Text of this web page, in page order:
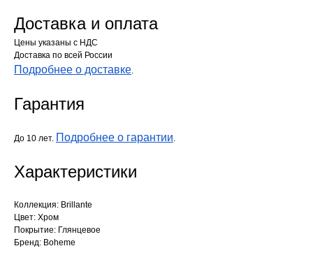
Доставка и оплата
Цены указаны с НДС
Доставка по всей России
Подробнее о доставке.
Гарантия
До 10 лет. Подробнее о гарантии.
Характеристики
Коллекция: Brillante
Цвет: Хром
Покрытие: Глянцевое
Бренд: Boheme